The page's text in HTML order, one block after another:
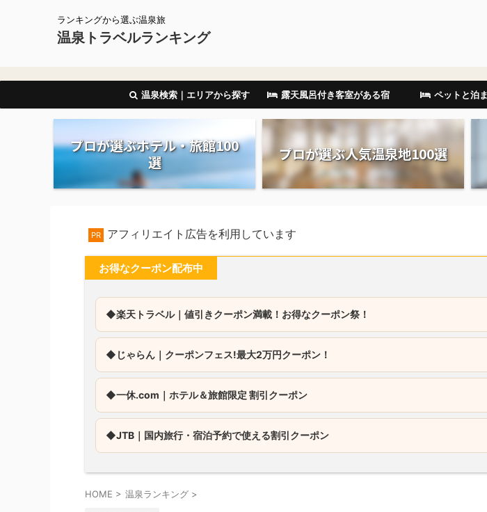
ランキングから選ぶ温泉旅
温泉トラベルランキング
温泉検索｜エリアから探す 露天風呂付き客室がある宿 ペットと泊
プロが選ぶホテル・旅館100
選
プロが選ぶ人気温泉地100選
PR アフィリエイト広告を利用しています
お得なクーポン配布中
◆楽天トラベル｜値引きクーポン満載！お得なクーポン祭！
◆じゃらん｜ クーポンフェス!最大2万円クーポン！
◆一休.com｜ ホテル＆旅館限定 割引クーポン
◆JTB｜ 国内旅行・宿泊予約で使える割引クーポン
HOME > 温泉ランキング >